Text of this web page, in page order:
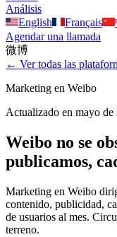
Análisis
English
Français
Agendar una llamada
微博
← Ver todas las
Marketing en Weibo
Actualizado en mayo de
Weibo no se
publicamos,
Marketing en Weibo
contenido, publicidad,
de usuarios al mes.
terreno.